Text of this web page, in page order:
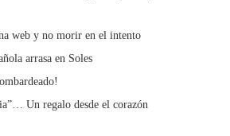
web y no morir en el intento
arrasa en Soles
Un regalo desde el corazón